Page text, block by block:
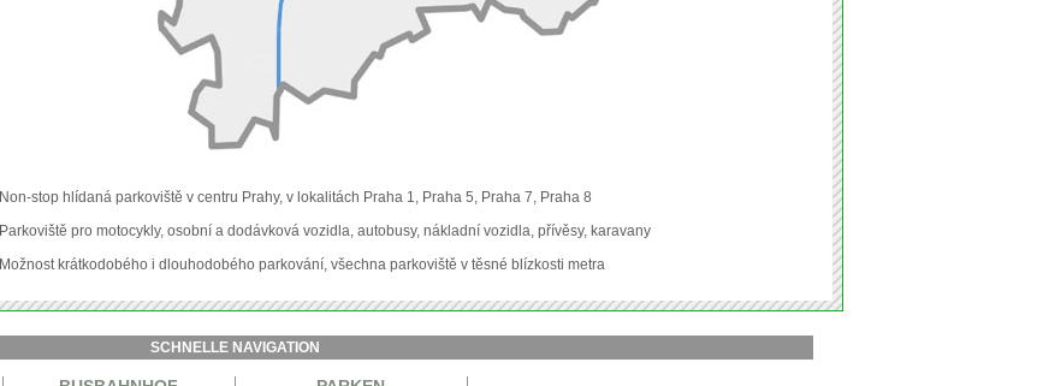
Non-stop hlídaná parkoviště v centru Prahy, v lokalitách Praha 1, Praha 5, Praha 7, Praha 8
Parkoviště pro motocykly, osobní a dodávková vozidla, autobusy, nákladní vozidla, přívěsy, karavany
Možnost krátkodobého i dlouhodobého parkování, všechna parkoviště v těsné blízkosti metra
SCHNELLE NAVIGATION